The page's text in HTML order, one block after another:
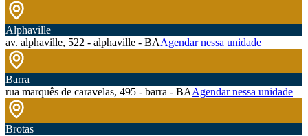
Alphaville
av. alphaville, 522 - alphaville - BAAgendar nessa unidade
Barra
rua marquês de caravelas, 495 - barra - BAAgendar nessa unidade
Brotas